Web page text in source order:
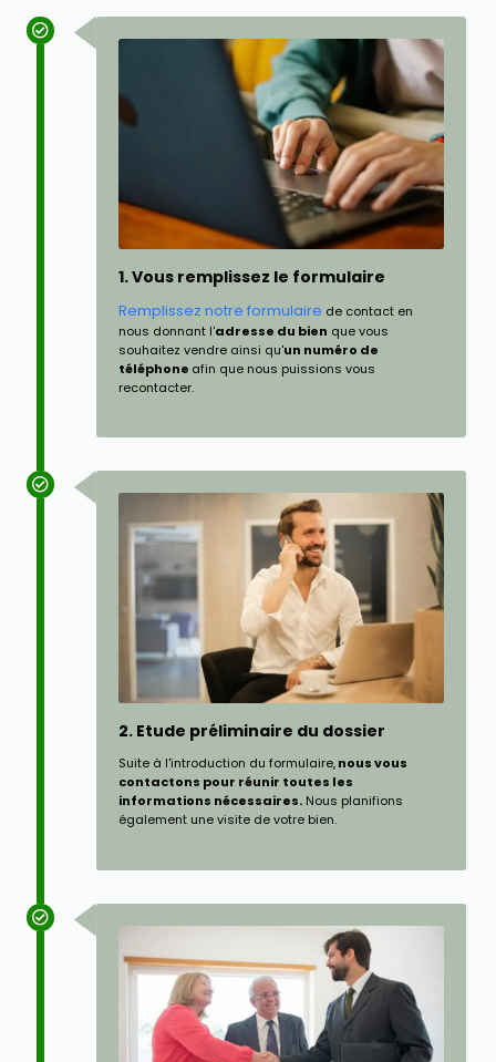
1. Vous remplissez le formulaire
Remplissez notre formulaire de contact en
nous donnant l'adresse du bien que vous
souhaitez vendre ainsi qu'un numéro de
téléphone afin que nous puissions vous
recontacter.
2. Etude préliminaire du dossier
Suite à l'introduction du formulaire,nous vous
contactons pour réunir toutes les
informations nécessaires.Nous planifions
également une visite de votre bien.